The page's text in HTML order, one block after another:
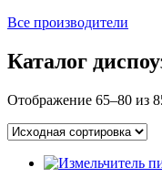
Все производители
Каталог
Отображение 65–80 из